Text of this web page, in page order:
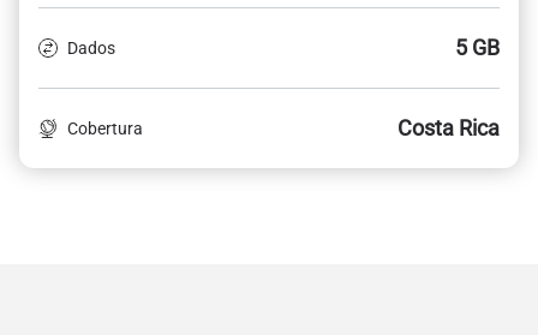
Dados 5 GB
Cobertura Costa Rica